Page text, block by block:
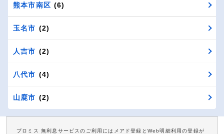
熊本市南区 (6)
玉名市 (2)
人吉市 (2)
八代市 (4)
山鹿市 (2)
プロミス 無利息サービスのご利用にはメアド登録とWeb明細利用の登録が